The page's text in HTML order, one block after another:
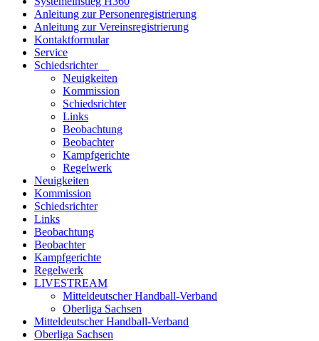
Anleitung zur Personenregistrierung
Anleitung zur Vereinsregistrierung
Kontaktformular
Service
Schiedsrichter
Neuigkeiten
Kommission
Schiedsrichter
Links
Beobachtung
Beobachter
Kampfgerichte
Regelwerk
Neuigkeiten
Kommission
Schiedsrichter
Links
Beobachtung
Beobachter
Kampfgerichte
Regelwerk
LIVESTREAM
Mitteldeutscher Handball-Verband
Oberliga Sachsen
Mitteldeutscher Handball-Verband
Oberliga Sachsen